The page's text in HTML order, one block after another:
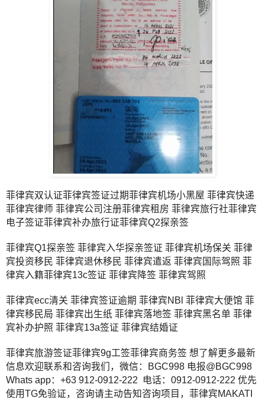
菲律宾双认证菲律宾签证过期菲律宾机场小黑屋 菲律宾快递
菲律宾律师 菲律宾公司注册菲律宾租房 菲律宾旅行社菲律宾
电子签证菲律宾补办旅行证菲律宾Q2探亲签
菲律宾Q1探亲签 菲律宾入华探亲签证 菲律宾机场保关 菲律
宾投资移民 菲律宾退休移民 菲律宾遣返 菲律宾国际驾照 菲
律宾入籍菲律宾13c签证 菲律宾降签 菲律宾驾照
菲律宾ecc清关 菲律宾签证逾期 菲律宾NBl 菲律宾大便馆 菲
律宾移民局 菲律宾出生纸 菲律宾落地签 菲律宾黑名单 菲律
宾补办护照 菲律宾13a签证 菲律宾结婚证
菲律宾旅游签证菲律宾9g工签菲律宾商务签 想了解更多最新
信息欢迎联系和咨询我们，微信：BGC998 电报@BGC998
Whats app：+63 912-0912-222 电话：0912-0912-222 优先
使用TG免验证，咨询请主动告知咨询项目，菲律宾MAKATI